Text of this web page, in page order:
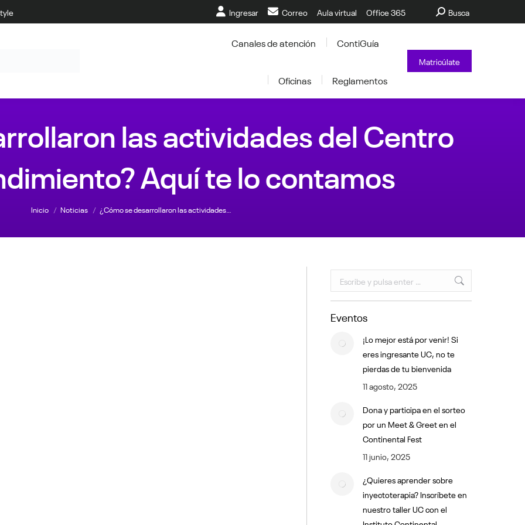
Ingresar Correo Aula virtual Office 365 Buscar:
Busca
Canales de atención ContiGuía
Oficinas Reglamentos
Matricúlate
las actividades del Centro
Aquí te lo contamos
Inicio Noticias ¿Cómo se desarrollaron las actividades…
Buscar:
Eventos
¡Lo mejor está por venir! Si
eres ingresante UC, no te
pierdas de tu bienvenida
11 agosto, 2025
Dona y participa en el sorteo
por un Meet & Greet en el
Continental Fest
11 junio, 2025
¿Quieres aprender sobre
inyectoterapia? Inscríbete en
nuestro taller UC con el